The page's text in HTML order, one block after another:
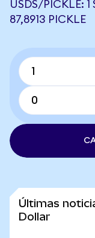
USDS/PICKLE:
87,8913 PICKLE
Últimas
Dollar